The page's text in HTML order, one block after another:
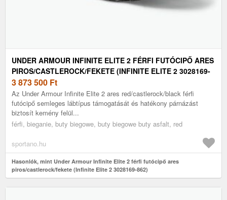
UNDER ARMOUR INFINITE ELITE 2 FÉRFI FUTÓCIPŐ ARES
PIROS/CASTLEROCK/FEKETE (INFINITE ELITE 2 3028169-
862)
3 873 500 Ft
Az Under Armour Infinite Elite 2 ares red/castlerock/black férfi
futócipő semleges lábtípus támogatását és hatékony párnázást
biztosít kemény felül...
férfi, bieganie, buty biegowe, buty biegowe buty asfalt, red
sportano.hu
Hasonlók, mint Under Armour Infinite Elite 2 férfi futócipő ares
piros/castlerock/fekete (Infinite Elite 2 3028169-862)